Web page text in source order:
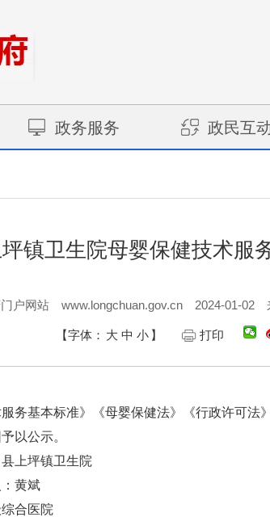
政务服务 政民互
镇卫生院母婴保健技术服
户网站 www.longchuan.gov.cn 2024-01-02
【字体： 大 中 小 】 打印
基本标准》《母婴保健法》《行政许可法
以公示。
上坪镇卫生院
黄斌
合医院